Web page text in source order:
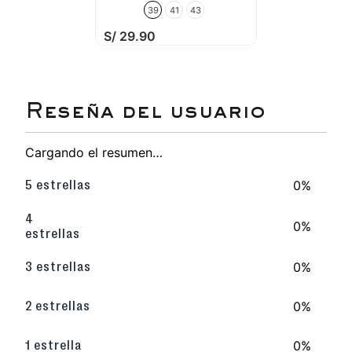
39 41 43
S/ 29.90
Cargando el resumen…
5 estrellas 0%
4
estrellas
0%
3 estrellas 0%
2 estrellas 0%
1 estrella 0%